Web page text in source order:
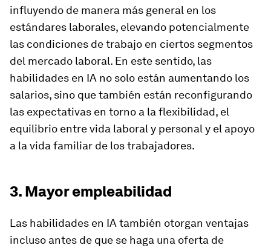
influyendo de manera más general en los
estándares laborales, elevando potencialmente
las condiciones de trabajo en ciertos segmentos
del mercado laboral. En este sentido, las
habilidades en IA no solo están aumentando los
salarios, sino que también están reconfigurando
las expectativas en torno a la flexibilidad, el
equilibrio entre vida laboral y personal y el apoyo
a la vida familiar de los trabajadores.
3. Mayor empleabilidad
Las habilidades en IA también otorgan ventajas
incluso antes de que se haga una oferta de